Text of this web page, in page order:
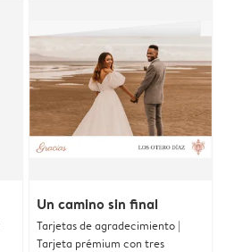
Un camino sin final
Tarjetas de agradecimiento |
Tarjeta prémium con tres